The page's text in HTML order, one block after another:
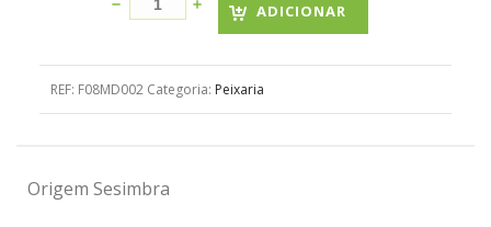
ADICIONAR
REF: F08MD002 Categoria: Peixaria
Origem Sesimbra